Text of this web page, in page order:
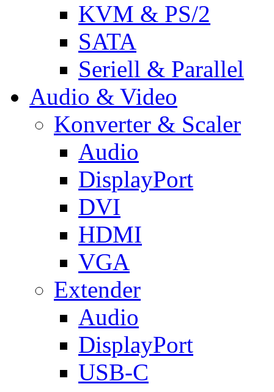
KVM & PS/2
SATA
Seriell & Parallel
Audio & Video
Konverter & Scaler
Audio
DisplayPort
DVI
HDMI
VGA
Extender
Audio
DisplayPort
USB-C